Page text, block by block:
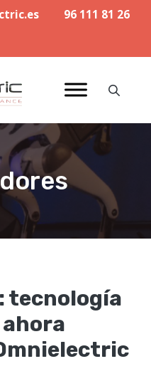
96 111 81 26
tecnología